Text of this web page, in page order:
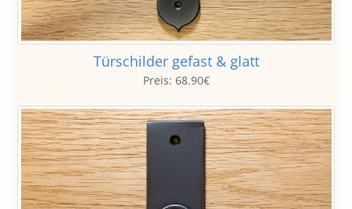
Türschilder gefast & glatt
Preis: 68.90€